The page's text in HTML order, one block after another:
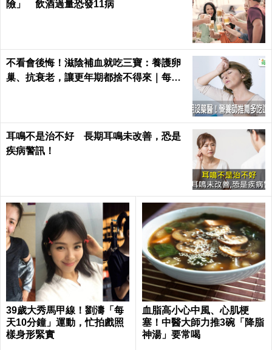
險」 飲酒過量恐發11病
不看會後悔！滋陰補血就吃三寶：養護卵
巢、抗衰老，讓更年期都捨不得來｜每日
耳鳴不是治不好 長期耳鳴未改善，恐是
疾病警訊！
39歲大秀馬甲線！劉濤「每
天10分鐘」運動，忙拍戲照
樣身形緊實
血脂高小心中風、心肌梗
塞！中醫大師力推3碗「降脂
神湯」要常喝